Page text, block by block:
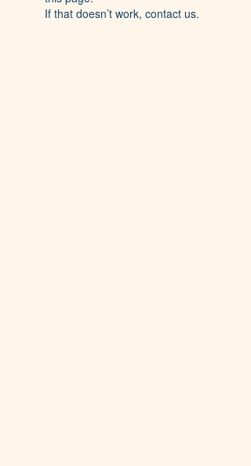
If that doesn’t work, contact us.